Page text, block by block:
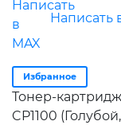
Написать
Избранное
Тонер-
CP1100